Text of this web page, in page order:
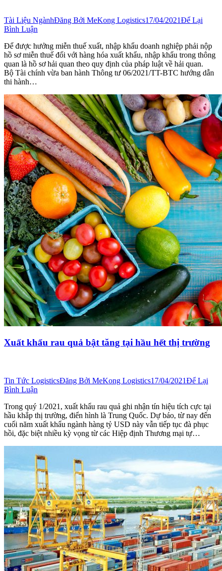
Tài Liệu NgànhĐăng Bởi MeKong Logistics17/04/2021Để Lại
Bình Luận
Để được hưởng miễn thuế xuất, nhập khẩu doanh nghiệp phải nộp
hồ sơ miễn thuế đối với hàng hóa xuất khẩu, nhập khẩu trong thông
quan là hồ sơ hải quan theo quy định của pháp luật về hải quan.
Bộ Tài chính vừa ban hành Thông tư 06/2021/TT-BTC hướng dẫn
thi hành…
Xuất khẩu rau quả bật tăng tại hầu hết thị trường
Tin Tức LogisticsĐăng Bởi MeKong Logistics17/04/2021Để Lại
Bình Luận
Trong quý 1/2021, xuất khẩu rau quả ghi nhận tín hiệu tích cực tại
hầu khắp thị trường, điển hình là Trung Quốc. Dự báo, từ nay đến
cuối năm xuất khẩu ngành hàng tỷ USD này vẫn tiếp tục đà phục
hồi, đặc biệt nhiều kỳ vọng từ các Hiệp định Thương mại tự…